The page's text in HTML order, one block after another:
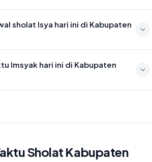
sholat Isya hari ini di Kabupaten
Imsyak hari ini di Kabupaten
Sholat Kabupaten